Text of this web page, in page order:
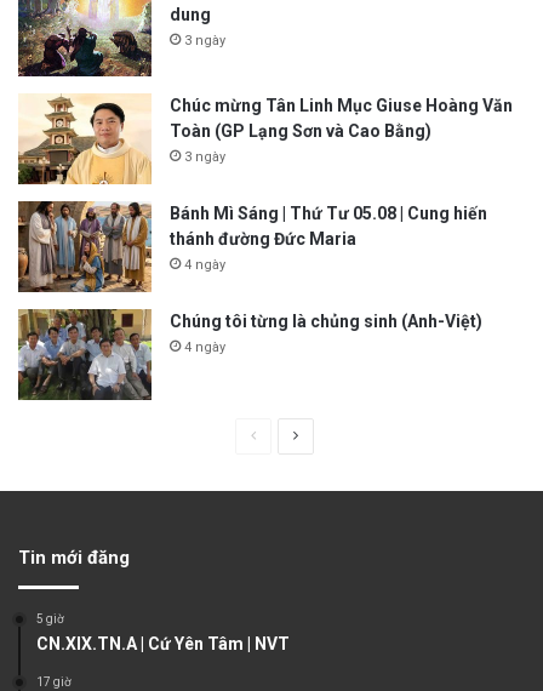
dung
3 ngày
Chúc mừng Tân Linh Mục Giuse Hoàng Văn
Toàn (GP Lạng Sơn và Cao Bằng)
3 ngày
Bánh Mì Sáng | Thứ Tư 05.08 | Cung hiến
thánh đường Đức Maria
4 ngày
Chúng tôi từng là chủng sinh (Anh-Việt)
4 ngày
u
Tin mới đăng
5 giờ
CN.XIX.TN.A | Cứ Yên Tâm | NVT
17 giờ